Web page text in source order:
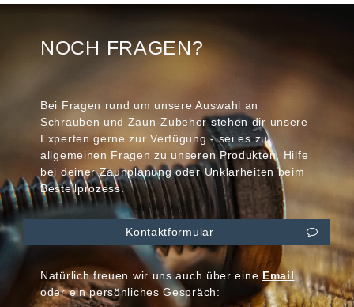
NOCH FRAGEN?
Bei Fragen rund um unsere Auswahl an
Schrauben und Zaun-Zubehör stehen dir unsere
Experten gerne zur Verfügung - sei es zu
allgemeinen Fragen zu unseren Produkten, Hilfe
bei deiner Zaunplanung oder Unklarheiten beim
Bestellprozess.
Kontaktformular
Natürlich freuen wir uns auch über eineEmail
oder ein persönliches Gespräch: